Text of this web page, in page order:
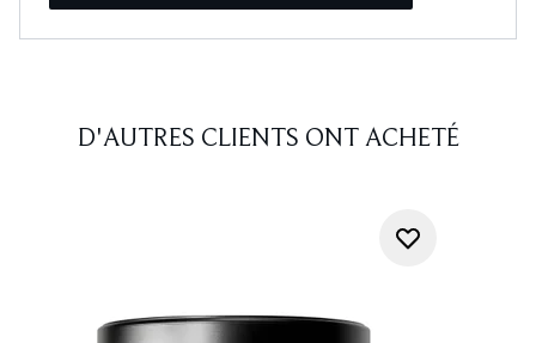
D'AUTRES CLIENTS ONT ACHETÉ